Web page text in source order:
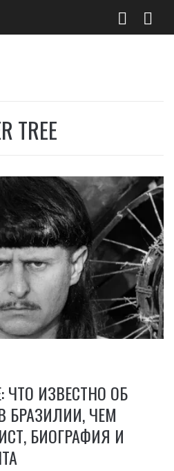
TREE
ЧТО ИЗВЕСТНО ОБ
БРАЗИЛИИ, ЧЕМ
БИОГРАФИЯ И